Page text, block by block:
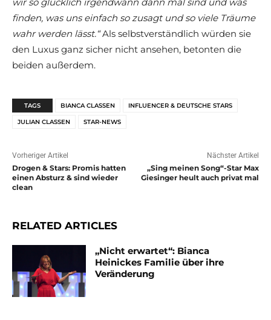
finden, was uns einfach so zusagt und so viele Träume
wahr werden lässt.“Als selbstverständlich würden sie
den Luxus ganz sicher nicht ansehen, betonten die
beiden außerdem.
TAGS BIANCA CLASSEN INFLUENCER & DEUTSCHE STARS
JULIAN CLASSEN STAR-NEWS
Vorheriger Artikel
Drogen & Stars: Promis hatten
einen Absturz & sind wieder
clean
Nächster Artikel
„Sing meinen Song“-Star Max
Giesinger heult auch privat mal
RELATED ARTICLES
„Nicht erwartet“: Bianca
Heinickes Familie über ihre
Veränderung